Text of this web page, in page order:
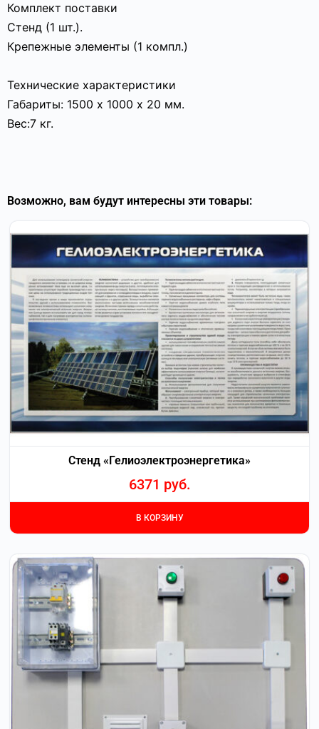
Комплект поставки
Стенд (1 шт.).
Крепежные элементы (1 компл.)
Технические характеристики
Габариты: 1500 х 1000 х 20 мм.
Вес:7 кг.
Возможно, вам будут интересны эти товары:
Стенд «Гелиоэлектроэнергетика»
6371 руб.
В КОРЗИНУ